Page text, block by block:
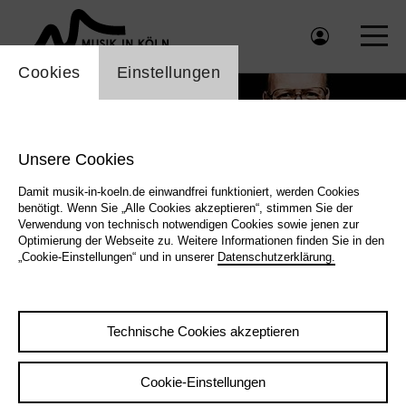
Einstellung Cookienbanner
Cookies Einstellungen
Unsere Cookies
Damit musik-in-koeln.de einwandfrei funktioniert, werden Cookies
benötigt. Wenn Sie „Alle Cookies akzeptieren“, stimmen Sie der
Verwendung von technisch notwendigen Cookies sowie jenen zur
Optimierung der Webseite zu. Weitere Informationen finden Sie in den
„Cookie-Einstellungen“ und in unserer Datenschutzerklärung.
Technische Cookies akzeptieren
Cookie-Einstellungen
Kika Sprangers - Jörg Brinkmann - Christian Thomé |
Zurück|Übersicht